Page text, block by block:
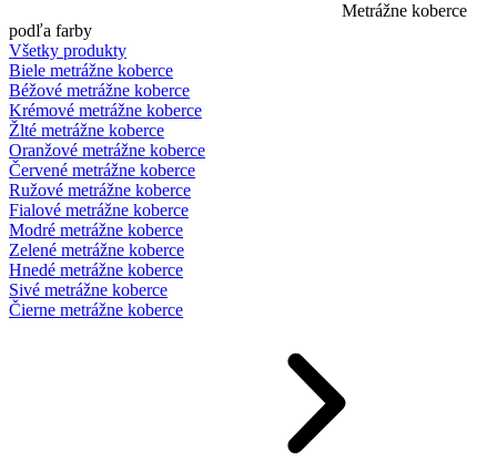
Metrážne koberce
podľa farby
Všetky produkty
Biele metrážne koberce
Béžové metrážne koberce
Krémové metrážne koberce
Žlté metrážne koberce
Oranžové metrážne koberce
Červené metrážne koberce
Ružové metrážne koberce
Fialové metrážne koberce
Modré metrážne koberce
Zelené metrážne koberce
Hnedé metrážne koberce
Sivé metrážne koberce
Čierne metrážne koberce